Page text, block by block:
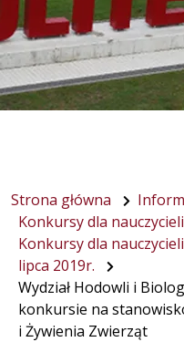
Strona główna
Konkursy dla
Konkursy dla
lipca 2019r.
Wydział Hodowli i
konkursie na
i Żywienia Zwierząt